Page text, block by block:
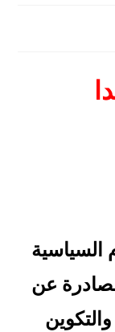
السياسية
للمراسلة رقم 059 الصادرة عن
والتكوين